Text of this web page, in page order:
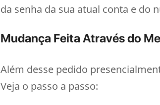
da senha da sua atual conta e do
Mudança Feita Através do
Além desse pedido
Veja o passo a passo: